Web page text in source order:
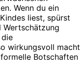
Wenn du ein
liest, spürst
Wertschätzung
die
wirkungsvoll macht
Botschaften